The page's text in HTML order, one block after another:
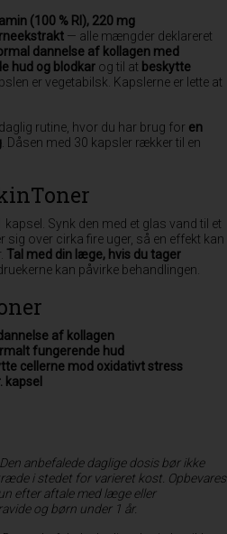
(100 % RI), 220 mg
— alle mængder deklareret
dannelse af kollagen med
hud og blodkar og til at beskytte
er vegetabilsk. Kapslerne er lette at
rutine, hvor du har brug for en
. Dåsen med 30 kapsler rækker til en
Synk den med et glas vand til et
sig over cirka fire uger, så en effekt kan
Tal med din læge, hvis du tager
kan påvirke behandlingen.
af kollagen
fungerende hud
cellerne mod oxidativt stress
anbefalede daglige dosis bør ikke
i stedet for varieret kost. Opbevares
efter aftale med læge eller
og børn under 1 år.